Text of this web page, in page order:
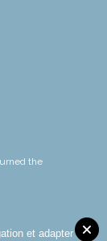
the
et adapter le